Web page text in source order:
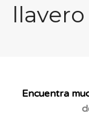
llavero
Encuentra